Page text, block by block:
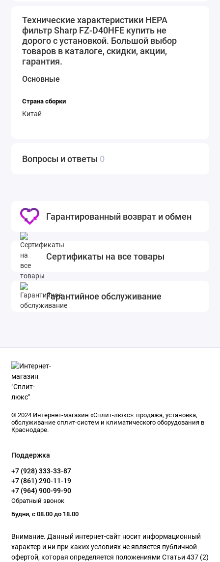
обслуживания и поддержания его
работоспособности. Вам не придется тратить много
времени и усилий на установку и обслуживание
фильтра, так как он создан с учетом потребностей
современного пользователя. Кроме того, HEPA
фильтр Sharp FZ-D40HFE имеет длительный срок
времени без потери эффективности фильтрации. Это
позволит вам сэкономить деньги на периодической
внимание, HEPA фильтр Sharp FZ-D40HFE - это
надежное и эффективное решение для обеспечения
Рекомендуется для использования в доме, офисе или
поддерживать оптимальное качество воздуха.
Технические характеристики HEPA
фильтр Sharp FZ-D40HFE купить не
дорого с установкой. Большой выбор
товаров в каталоге, скидки, акции,
гарантия.
Основные
Страна сборки
Китай
Вопросы и ответы 0
Гарантированный возврат и обмен
Сертификаты на все товары
Гарантийное обслуживание
© 2024 Интернет-магазин «Сплит-люкс»: продажа, установка,
обслуживание сплит-систем и климатического оборудования в
Краснодаре.
Поддержка
+7 (928) 333-33-87
+7 (861) 290-11-19
+7 (964) 900-99-90
Обратный звонок
Будни, с 08.00 до 18.00
Внимание. Данный интернет-сайт носит информационный
характер и ни при каких условиях не является публичной
офертой, которая определяется положениями Статьи 437 (2)